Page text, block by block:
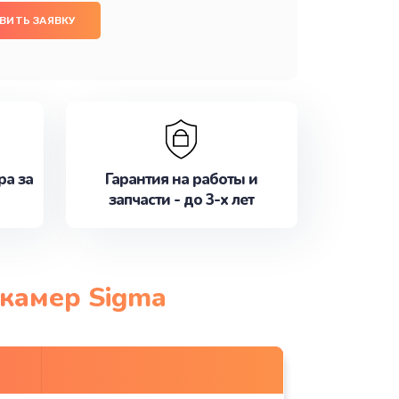
ЗАЯВКУ
за
Гарантия на работы и
запчасти - до 3-х лет
Sigma